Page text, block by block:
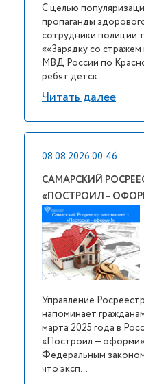
С целью
пропаганды
сотрудники полиции
««Зарядку со
МВД России по
ребят детск...
Читать далее
08.08.2026 00:46
САМАРСКИЙ
«ПОСТРОИЛ –
Управление
напоминает
марта 2025 года в
«Построил —
Федеральным
что эксп...